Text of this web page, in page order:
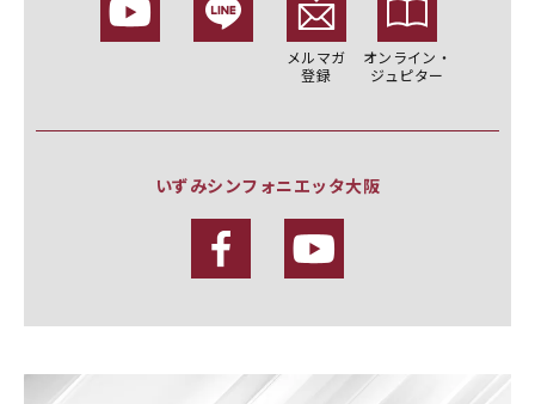
メルマガ
登録
オンライン・
ジュピター
いずみシンフォニエッタ大阪